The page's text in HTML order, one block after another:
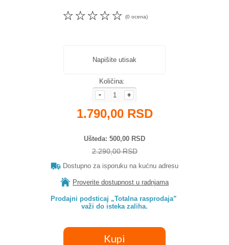
☆
☆
☆
☆
☆ (0 ocena)
Napišite utisak
Količina:
1.790,00 RSD
Ušteda 500,00 RSD
2.290,00 RSD
Dostupno za isporuku na kućnu adresu
Proverite dostupnost u radnjama
Prodajni podsticaj „Totalna rasprodaja”
važi do isteka zaliha.